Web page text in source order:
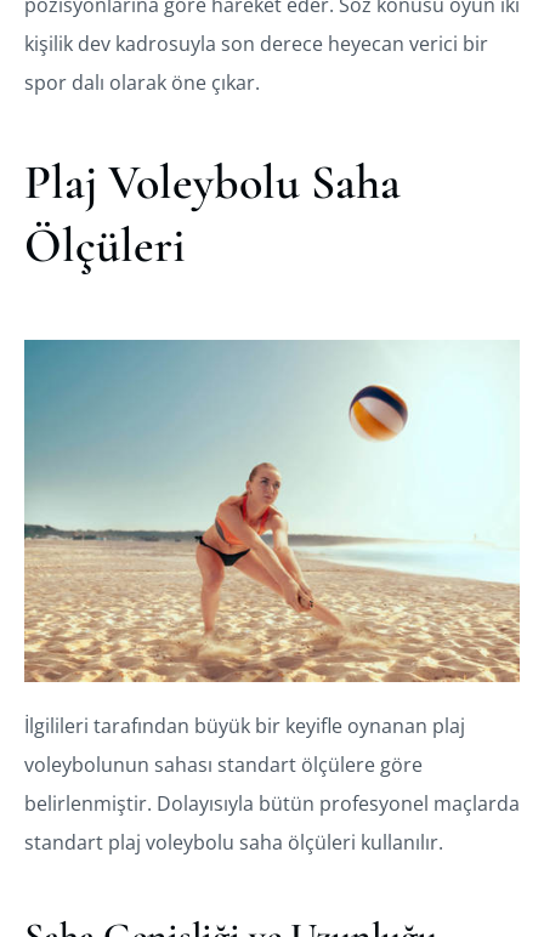
kişilik dev kadrosuyla son derece heyecan verici bir
spor dalı olarak öne çıkar.
Plaj Voleybolu Saha
Ölçüleri
İlgilileri tarafından büyük bir keyifle oynanan plaj
voleybolunun sahası standart ölçülere göre
belirlenmiştir. Dolayısıyla bütün profesyonel maçlarda
standart plaj voleybolu saha ölçüleri kullanılır.